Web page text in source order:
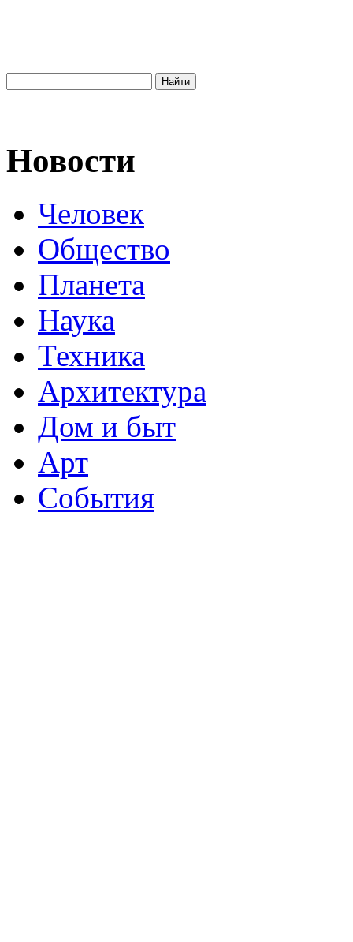
Новости
Человек
Общество
Планета
Наука
Техника
Архитектура
Дом и быт
Арт
События